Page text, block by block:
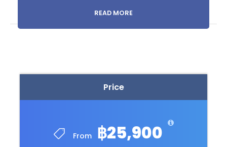
Price
From ฿25,900
0 SHARES
READ MORE